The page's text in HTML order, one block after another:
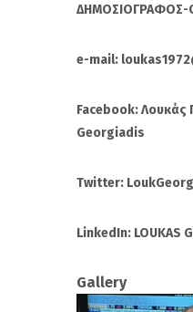
e-mail:
Facebook: Λουκάς
Georgiadis
Twitter:
LinkedIn: LOUKAS
Gallery